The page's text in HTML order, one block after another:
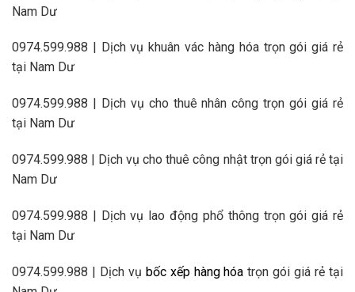
Nam Dư
0974.599.988 | Dịch vụ khuân vác hàng hóa trọn gói giá rẻ
tại Nam Dư
0974.599.988 | Dịch vụ cho thuê nhân công trọn gói giá rẻ
tại Nam Dư
0974.599.988 | Dịch vụ cho thuê công nhật trọn gói giá rẻ tại
Nam Dư
0974.599.988 | Dịch vụ lao động phổ thông trọn gói giá rẻ
tại Nam Dư
0974.599.988 | Dịch vụ bốc xếp hàng hóa trọn gói giá rẻ tại